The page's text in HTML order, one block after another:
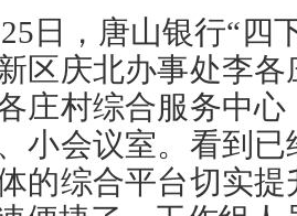
日，唐山银行“四
区庆北办事处李
庄村综合服务中
小会议室。看到
的综合平台切实